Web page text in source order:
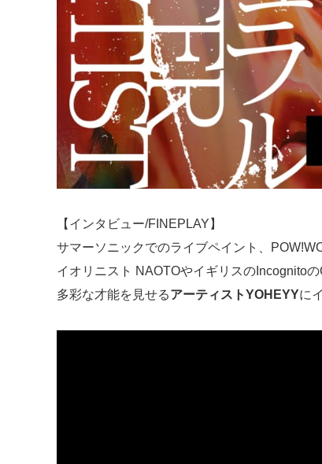
【インタビュー/FINEPLAY】
サマーソニックでのライブペイント、
イオリニスト NAOTOやイギリスのIncognito
多彩な才能を見せるアーティストYOHEYYに